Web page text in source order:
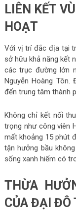
LIÊN KẾT
HOẠT
Với vị trí đắc địa tại
sở hữu khả năng kết
các trục đường lớn
Nguyễn Hoàng Tôn.
đến trung tâm thành
Không chỉ kết nối
trọng như công viên
mất khoảng 15 phút
tận hưởng bầu
sống xanh hiếm có
THỪA
CỦA ĐẠI ĐÔ